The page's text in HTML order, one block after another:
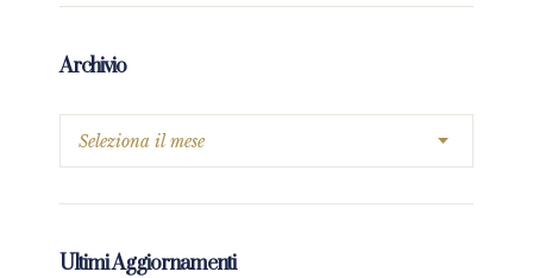
Archivio
Ultimi Aggiornamenti